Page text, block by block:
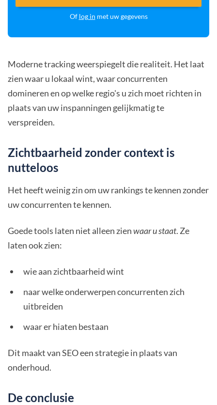
Of log in met uw gegevens
Moderne tracking weerspiegelt die realiteit. Het laat
zien waar u lokaal wint, waar concurrenten
domineren en op welke regio's u zich moet richten in
plaats van uw inspanningen gelijkmatig te
verspreiden.
Zichtbaarheid zonder context is
nutteloos
Het heeft weinig zin om uw rankings te kennen zonder
uw concurrenten te kennen.
Goede tools laten niet alleen zienwaar u staat. Ze
laten ook zien:
wie aan zichtbaarheid wint
naar welke onderwerpen concurrenten zich
uitbreiden
waar er hiaten bestaan
Dit maakt van SEO een strategie in plaats van
onderhoud.
De conclusie